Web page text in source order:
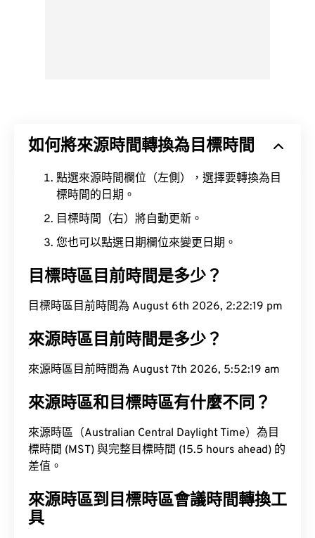
如何將來源時間轉換為目標時間
點選來源時間欄位（左側），選擇要轉換為目
標時間的日期。
目標時間（右）將自動更新。
您也可以點選日期欄位來變更日期。
目標時區目前時間是多少？
目標時區目前時間為 August 6th 2026, 2:22:19 pm
來源時區目前時間是多少？
來源時區目前時間為 August 7th 2026, 5:52:19 am
來源時區和目標時區有什麼不同？
來源時區（Australian Central Daylight Time）為目
標時間 (MST) 與完整目標時間 (15.5 hours ahead) 的
差值。
來源時區到目標時區會議時間轉換工
具